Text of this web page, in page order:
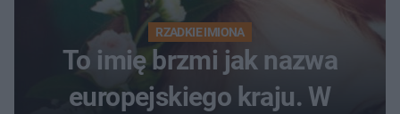
RZADKIE IMIONA
To imię brzmi jak nazwa
europejskiego kraju. W